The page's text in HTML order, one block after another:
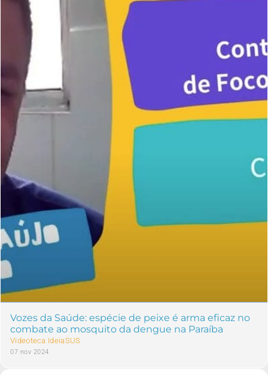
Vozes da Saúde: espécie de peixe é arma eficaz no
combate ao mosquito da dengue na Paraíba
Videoteca IdeiaSUS
07 nov 2024